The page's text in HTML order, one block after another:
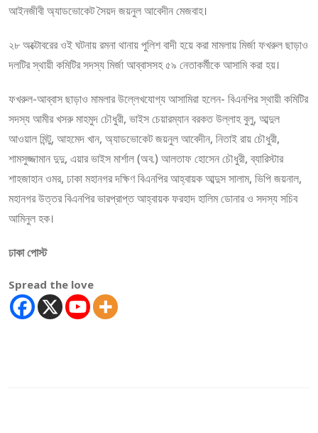
আইনজীবী অ্যাডভোকেট সৈয়দ জয়নুল আবেদীন মেজবাহ।
২৮ অক্টোবরের ওই ঘটনায় রমনা থানায় পুলিশ বাদী হয়ে করা মামলায় মির্জা ফখরুল ছাড়াও
দলটির স্থায়ী কমিটির সদস্য মির্জা আব্বাসসহ ৫৯ নেতাকর্মীকে আসামি করা হয়।
ফখরুল-আব্বাস ছাড়াও মামলার উল্লেখযোগ্য আসামিরা হলেন- বিএনপির স্থায়ী কমিটির
সদস্য আমীর খসরু মাহমুদ চৌধুরী, ভাইস চেয়ারম্যান বরকত উল্লাহ বুলু, আব্দুল
আওয়াল মিন্টু, আহমেদ খান, অ্যাডভোকেট জয়নুল আবেদীন, নিতাই রায় চৌধুরী,
শামসুজ্জামান দুদু, এয়ার ভাইস মার্শাল (অব.) আলতাফ হোসেন চৌধুরী, ব্যারিস্টার
শাহজাহান ওমর, ঢাকা মহানগর দক্ষিণ বিএনপির আহ্বায়ক আব্দুস সালাম, ভিপি জয়নাল,
মহানগর উত্তর বিএনপির ভারপ্রাপ্ত আহ্বায়ক ফরহাদ হালিম ডোনার ও সদস্য সচিব
আমিনুল হক।
ঢাকা পোস্ট
Spread the love